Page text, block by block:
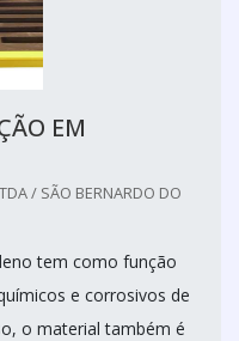
EM
/ SÃO BERNARDO DO
tem como função
e corrosivos de
o material também é